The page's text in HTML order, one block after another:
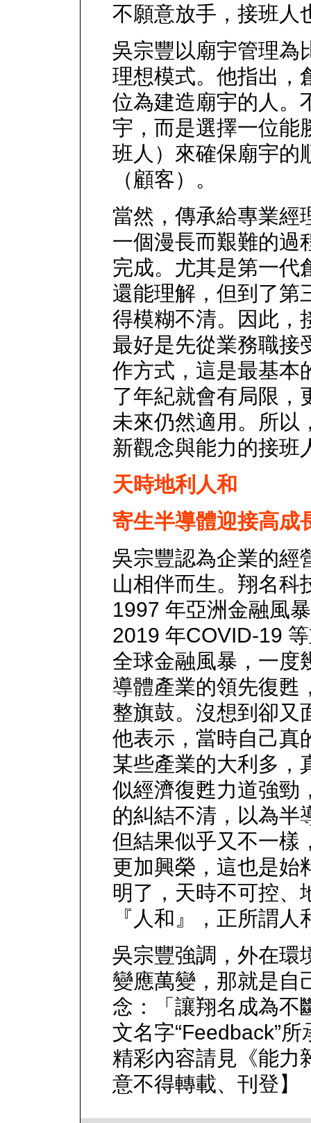
不願意放手，接班人
吳宗豐以廟宇管理為
理想模式。他指出，
位為建造廟宇的人。
宇，而是選擇一位能
班人）來確保廟宇的
（顧客）。
當然，傳承給專業經
一個漫長而艱難的過
完成。尤其是第一代
還能理解，但到了第
得模糊不清。因此，
最好是先從業務職接
作方式，這是最基本
了年紀就會有局限，
未來仍然適用。所以
新觀念與能力的接班
天時地利人和
寄生半導體迎接高成
吳宗豐認為企業的經
山相伴而生。翔名科
1997 年亞洲金融風
2019 年COVID-19
全球金融風暴，一度
導體產業的領先復甦
整旗鼓。沒想到卻又
他表示，當時自己真
某些產業的大利多，
似經濟復甦力道強勁
的糾結不清，以為半
但結果似乎又不一樣
更加興榮，這也是始
明了，天時不可控、
『人和』，正所謂
吳宗豐強調，外在環
變應萬變，那就是自
念：「讓翔名成為不
文名字“Feedback”
精彩內容請見《能力
意不得轉載、刊登】